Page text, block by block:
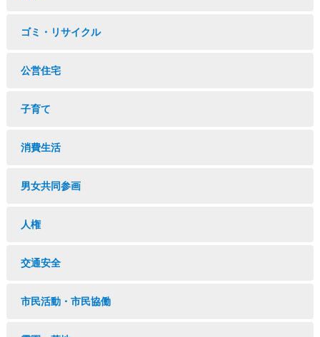
ゴミ・リサイクル
公営住宅
子育て
消費生活
男女共同参画
人権
交通安全
市民活動・市民協働